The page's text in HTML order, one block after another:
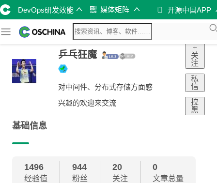
DevOps研发效能 媒体矩阵 开源中国APP
乒乓狂魔
对中间件、分布式存储方面感
兴趣的欢迎来交流
+
关
注
私
信
拉
黑
基础信息
1496
经验值
944
粉丝
20
关注
0
文章总量